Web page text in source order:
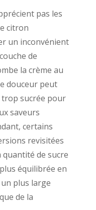
pas les
citron
un inconvénient
de
la crème au
douceur peut
sucrée pour
saveurs
certains
revisitées
de sucre
équilibrée en
plus large
de la